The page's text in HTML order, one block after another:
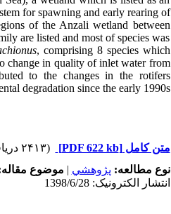
for spawning and early rearing of
of the Anzali wetland between
are listed and most of species was
, comprising 8 species which
change in quality of inlet water from
to the changes in the rotifers
degradation since the early 1990s.
متن کامل[PDF 622 kb]
(۲۴۱۳ دریافت)
نوع مطالعه: پژوهشي | موضوع
انتشار الکترونیک: 1398/6/28